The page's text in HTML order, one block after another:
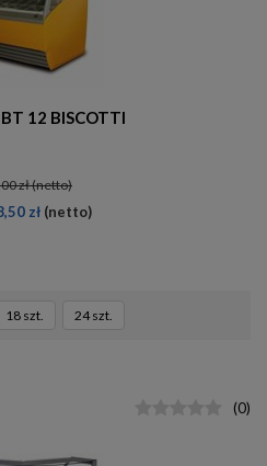
12 BISCOTTI
zł(netto)
zł (netto)
18 szt. 24 szt.
(0)